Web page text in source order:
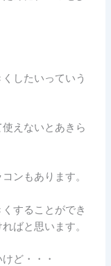
したいっていう
えないとあきら
ンもあります。
することができ
ばと思います。
ど・・・